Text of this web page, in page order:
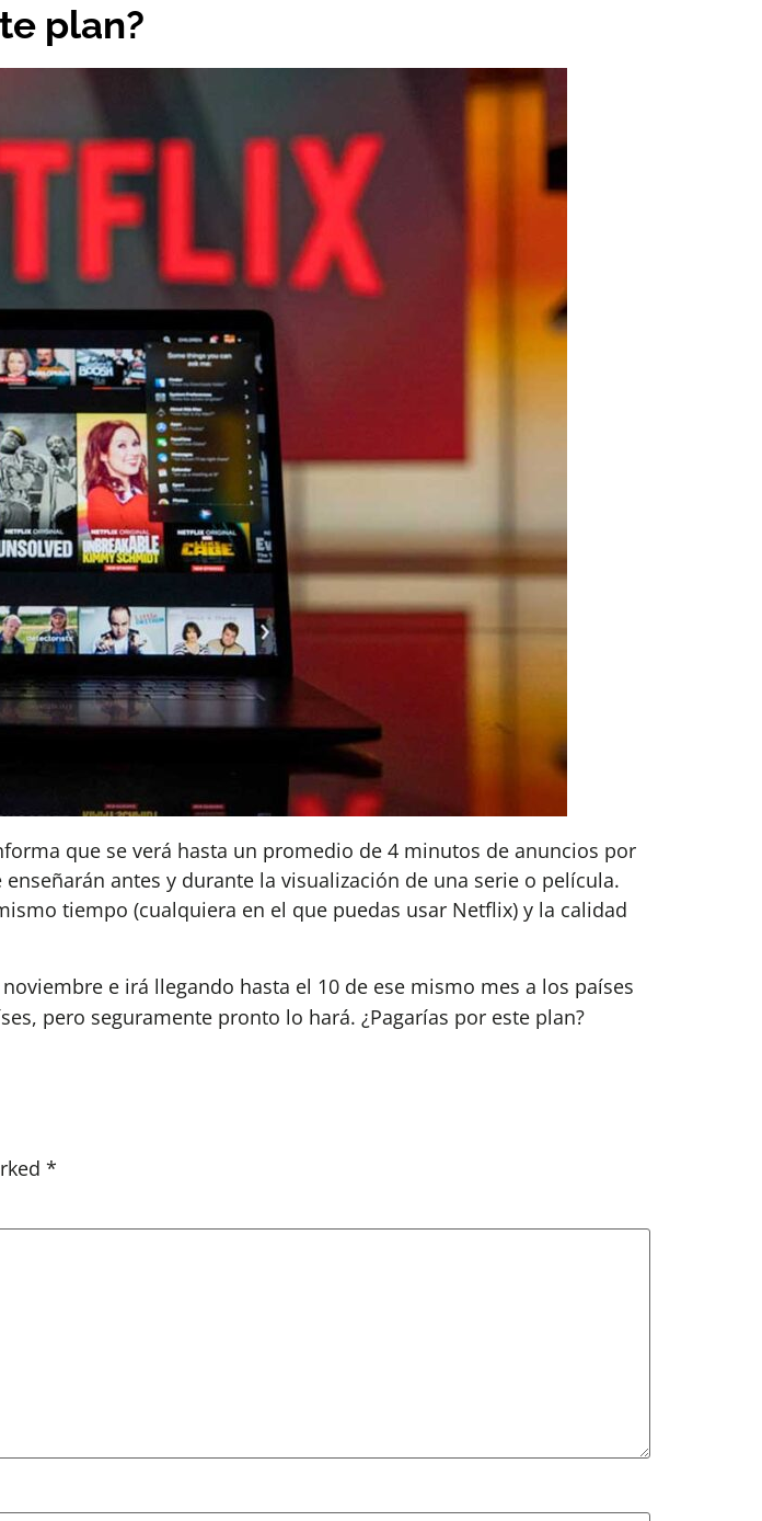
plan?
que se verá hasta un promedio de 4 minutos de anuncios por
antes y durante la visualización de una serie o película.
tiempo (cualquiera en el que puedas usar Netflix) y la calidad
e irá llegando hasta el 10 de ese mismo mes a los países
pero seguramente pronto lo hará. ¿Pagarías por este plan?
*